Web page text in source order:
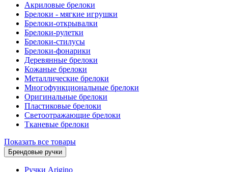
Акриловые брелоки
Брелоки - мягкие игрушки
Брелоки-открывалки
Брелоки-рулетки
Брелоки-стилусы
Брелоки-фонарики
Деревянные брелоки
Кожаные брелоки
Металлические брелоки
Многофункциональные брелоки
Оригинальные брелоки
Пластиковые брелоки
Светоотражающие брелоки
Тканевые брелоки
Показать все товары
Брендовые ручки
Ручки Arigino